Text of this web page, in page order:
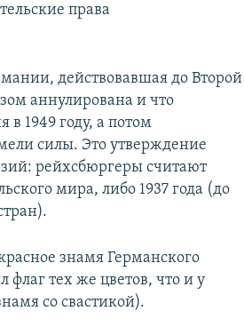
права
действовавшая до Второй
аннулирована и что
1949 году, а потом
силы. Это утверждение
рейхсбюргеры считают
мира, либо 1937 года (до
знамя Германского
флаг тех же цветов, что и у
со свастикой).